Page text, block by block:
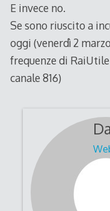
E invece no.
Se sono riuscito a
oggi (venerdì 2
frequenze di
canale 816)